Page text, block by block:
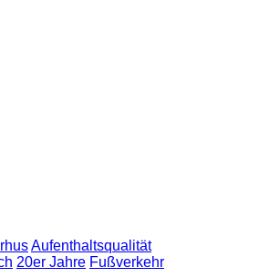
Aufenthaltsqualität
20er Jahre Fußverkehr